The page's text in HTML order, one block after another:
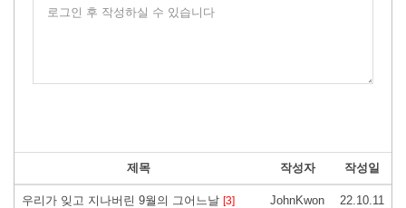
로그인 후 작성하실 수 있습니다
제목 작성자 작성일
우리가 잊고 지나버린 9월의 그어느날 [3] JohnKwon 22.10.11